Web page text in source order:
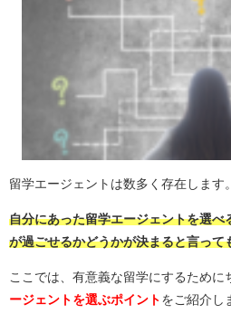
留学エージェントは数多く存在します。
自分にあった留学エージェントを選べ
が過ごせるかどうかが決まると言って
ここでは、有意義な留学にするために
ージェントを選ぶポイント をご紹介し